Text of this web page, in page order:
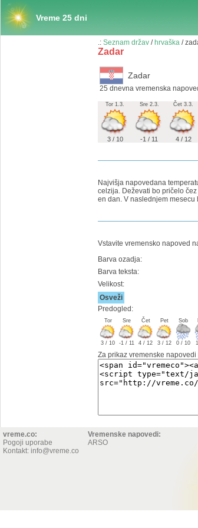
Vreme 25 dni
.: Seznam držav / hrvaška /
Zadar
Zadar
25 dnevna vremenska
Tor 1.3. Sre 2.3. Čet 3.3.
3 / 10 -1 / 11 4 / 12
Najvišja napovedana
celzija. Deževati bo pričelo
en dan. V naslednjem
Vstavite vremensko napoved
Barva ozadja:
Barva teksta:
Velikost:
Osveži
Predogled:
Tor
3 / 10
Sre
-1 / 11
Čet
4 / 12
Pet
3 / 12
Sob
0 / 10
Za prikaz vremenske
vreme.co:
Pogoji uporabe
Kontakt: info@vreme.co
Vremenske napovedi:
ARSO